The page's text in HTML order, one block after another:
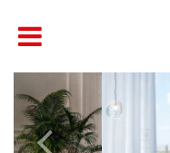
Previous